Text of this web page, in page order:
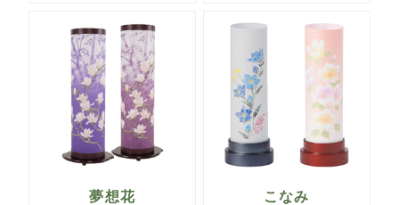
夢想花
こなみ